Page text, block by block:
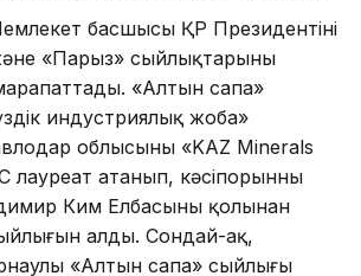
басшысы ҚР Президентінің
«Парыз» сыйлықтарының
«Алтын сапа»
индустриялық жоба»
облысының «KAZ Minerals
атанып, кәсіпорынның
Ким Елбасының қолынан
алды. Сондай-ақ,
«Алтын сапа» сыйлығы